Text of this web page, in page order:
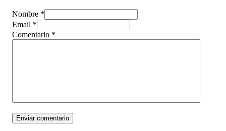
Nombre *
Email *
Comentario *